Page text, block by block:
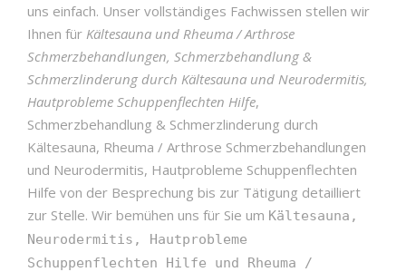
uns einfach. Unser vollständiges Fachwissen stellen wir
Ihnen für Kältesauna und Rheuma / Arthrose
Schmerzbehandlungen, Schmerzbehandlung &
Schmerzlinderung durch Kältesauna und Neurodermitis,
Hautprobleme Schuppenflechten Hilfe,
Schmerzbehandlung & Schmerzlinderung durch
Kältesauna, Rheuma / Arthrose Schmerzbehandlungen
und Neurodermitis, Hautprobleme Schuppenflechten
Hilfe von der Besprechung bis zur Tätigung detailliert
zur Stelle. Wir bemühen uns für Sie um Kältesauna,
Neurodermitis, Hautprobleme
Schuppenflechten Hilfe und Rheuma /